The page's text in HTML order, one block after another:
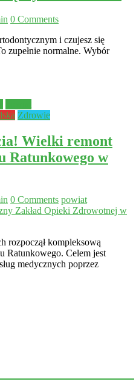
0 Comments
i czujesz się
zupełnie normalne. Wybór
Zdrowie
Wielki remont
Ratunkowego w
0 Comments powiat
Zakład Opieki Zdrowotnej w
rozpoczął kompleksową
Ratunkowego. Celem jest
medycznych poprzez